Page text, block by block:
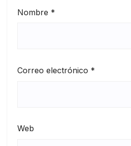
Nombre *
Correo electrónico *
Web